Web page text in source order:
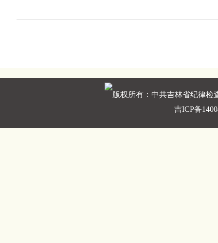
版权所有：中共吉林省纪律检
吉ICP备